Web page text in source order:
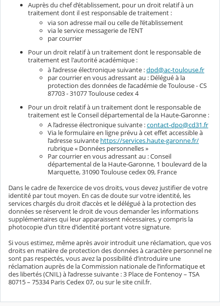
Auprès du chef d’établissement, pour un droit relatif à un
traitement dont il est responsable de traitement :
via son adresse mail ou celle de l’établissement
via le service messagerie de l’ENT
par courrier
Pour un droit relatif à un traitement dont le responsable de
traitement est l'autorité académique :
à l’adresse électronique suivante :dpd@ac-toulouse.fr
par courrier en vous adressant au : Délégué à la
protection des données de l’académie de Toulouse - CS
87703 - 31077 Toulouse cedex 4
Pour un droit relatif à un traitement dont le responsable de
traitement est le Conseil départemental de la Haute-Garonne :
A l’adresse électronique suivante :contact-dpo@cd31.fr
Via le formulaire en ligne prévu à cet effet accessible à
l’adresse suivante https://services.haute-garonne.fr/
rubrique « Données personnelles »
Par courrier en vous adressant au : Conseil
départemental de la Haute-Garonne, 1 boulevard de la
Marquette, 31090 Toulouse cedex 09, France
Dans le cadre de l’exercice de vos droits, vous devez justifier de votre
identité par tout moyen. En cas de doute sur votre identité, les
services chargés du droit d’accès et le délégué à la protection des
données se réservent le droit de vous demander les informations
supplémentaires qui leur apparaissent nécessaires, y compris la
photocopie d’un titre d’identité portant votre signature.
Si vous estimez, même après avoir introduit une réclamation, que vos
droits en matière de protection des données à caractère personnel ne
sont pas respectés, vous avez la possibilité d’introduire une
réclamation auprès de la Commission nationale de l’informatique et
des libertés (CNIL) à l’adresse suivante : 3 Place de Fontenoy – TSA
80715 – 75334 Paris Cedex 07, ou sur le site cnil.fr.